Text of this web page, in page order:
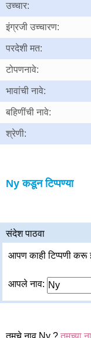
उच्चार:
इंग्रजी उच्चारण:
परदेशी मत:
टोपणनावे:
भावांची नावे:
बहिणींची नावे:
श्रेणी:
Ny कडून टिप्पण्या
संदेश पाठवा
आपण काही टिप्पणी करू
आपले नाव:
तूमचे नाव Ny ? तूमच्या